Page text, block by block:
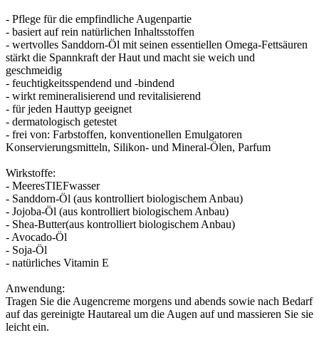
- Pflege für die empfindliche Augenpartie
- basiert auf rein natürlichen Inhaltsstoffen
- wertvolles Sanddorn-Öl mit seinen essentiellen Omega-Fettsäuren
stärkt die Spannkraft der Haut und macht sie weich und
geschmeidig
- feuchtigkeitsspendend und -bindend
- wirkt remineralisierend und revitalisierend
- für jeden Hauttyp geeignet
- dermatologisch getestet
- frei von: Farbstoffen, konventionellen Emulgatoren
Konservierungsmitteln, Silikon- und Mineral-Ölen, Parfum
Wirkstoffe:
- MeeresTIEFwasser
- Sanddorn-Öl (aus kontrolliert biologischem Anbau)
- Jojoba-Öl (aus kontrolliert biologischem Anbau)
- Shea-Butter(aus kontrolliert biologischem Anbau)
- Avocado-Öl
- Soja-Öl
- natürliches Vitamin E
Anwendung:
Tragen Sie die Augencreme morgens und abends sowie nach Bedarf
auf das gereinigte Hautareal um die Augen auf und massieren Sie sie
leicht ein.